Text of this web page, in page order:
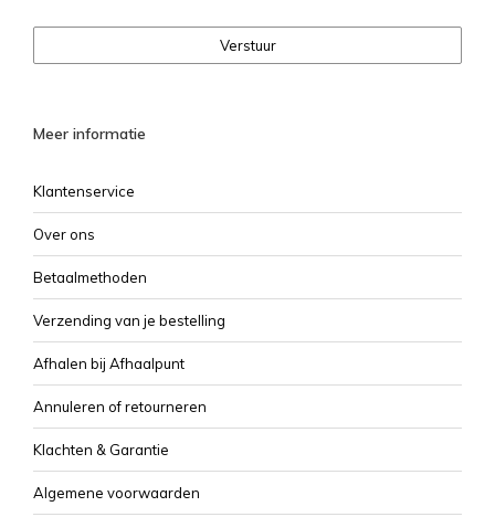
Verstuur
Meer informatie
Klantenservice
Over ons
Betaalmethoden
Verzending van je bestelling
Afhalen bij Afhaalpunt
Annuleren of retourneren
Klachten & Garantie
Algemene voorwaarden